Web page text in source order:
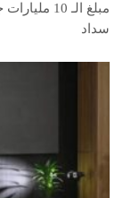
مبلغ الـ
سداد